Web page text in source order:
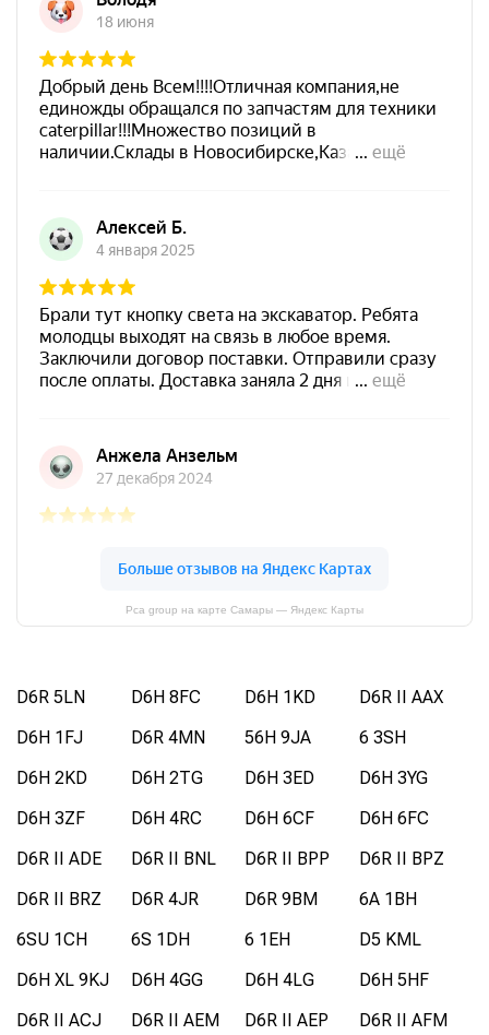
Pca group на карте Самары — Яндекс Карты
D6R 5LN D6H 8FC D6H 1KD
D6R II AAX
D6H 1FJ
D6R 4MN 56H 9JA
6 3SH
D6H 2KD
D6H 2TG D6H 3ED
D6H 3YG
D6H 3ZF
D6H 4RC D6H 6CF
D6H 6FC
D6R II ADE
D6R II BNL D6R II BPP
D6R II BPZ
D6R II BRZ
D6R 4JR D6R 9BM
6A 1BH
6SU 1CH
6S 1DH 6 1EH
D5 KML
D6H XL 9KJ
D6H 4GG D6H 4LG
D6H 5HF
D6R II ACJ
D6R II AEM D6R II AEP D6R II AFM